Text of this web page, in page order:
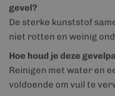
gevel?
De sterke kunststof
niet rotten en weinig
Hoe houd je deze
Reinigen met water en
voldoende om vuil te